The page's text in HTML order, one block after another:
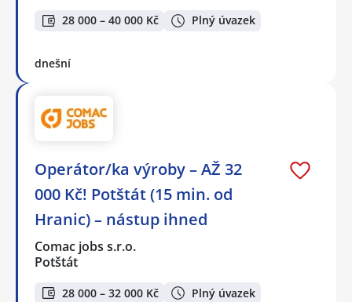
28 000 – 40 000 Kč Plný úvazek
dnešní
Operátor/ka výroby – AŽ 32
000 Kč! Potštát (15 min. od
Hranic) – nástup ihned
Comac jobs s.r.o.
Potštát
28 000 – 32 000 Kč Plný úvazek